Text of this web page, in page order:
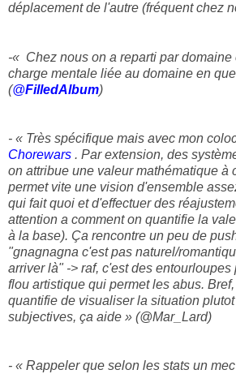
déplacement de l'autre (fréquent chez
-« Chez nous on a reparti par domaine
charge mentale liée au domaine en
(@FilledAlbum)
- « Très spécifique mais avec mon
Chorewars . Par extension, des
on attribue une valeur mathématique à
permet vite une vision d'ensemble
qui fait quoi et d'effectuer des
attention a comment on quantifie la
à la base). Ça rencontre un peu de
"gnagnagna c'est pas naturel/
arriver là" -> raf, c'est des
flou artistique qui permet les abus.
quantifie de visualiser la situation
subjectives, ça aide » (@Mar_Lard)
- « Rappeler que selon les stats un